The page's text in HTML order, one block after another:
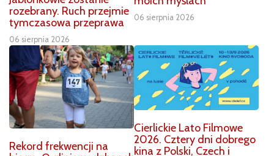
rozebrany. Ruch przejmie
tymczasowa przeprawa
06 sierpnia 2026
06 sierpnia 2026
Rekord frekwencji na
Cierlickie Lato Filmowe
2026. Cztery dni dobrego
kina z Polski, Czech i